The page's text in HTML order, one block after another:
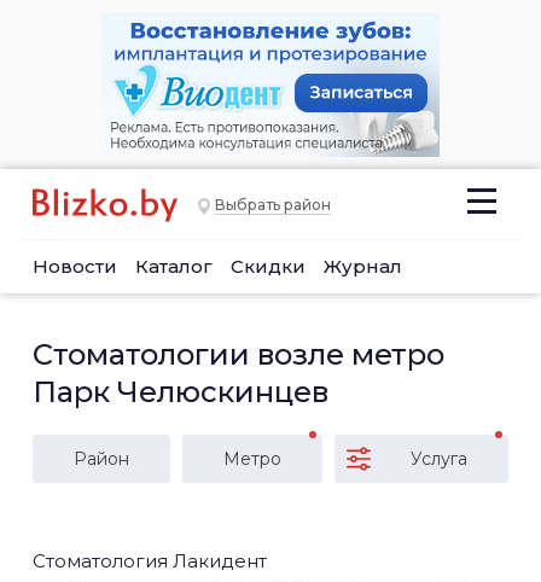
Выбрать район
Новости Каталог Скидки Журнал
Стоматологии возле метро
Парк Челюскинцев
Район Метро Услуга
Стоматология Лакидент